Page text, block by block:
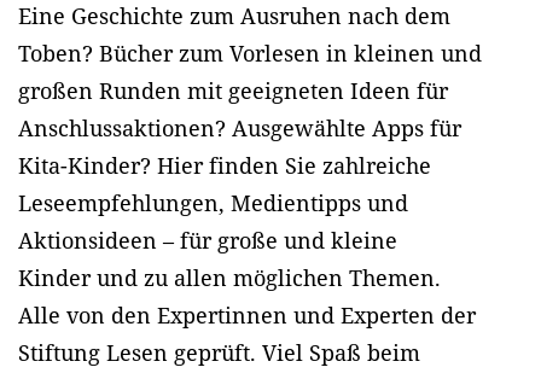
Eine Geschichte zum Ausruhen nach dem
Toben? Bücher zum Vorlesen in kleinen und
großen Runden mit geeigneten Ideen für
Anschlussaktionen? Ausgewählte Apps für
Kita-Kinder? Hier finden Sie zahlreiche
Leseempfehlungen, Medientipps und
Aktionsideen – für große und kleine
Kinder und zu allen möglichen Themen.
Alle von den Expertinnen und Experten der
Stiftung Lesen geprüft. Viel Spaß beim